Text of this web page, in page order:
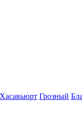
Хасавьюрт Грозный